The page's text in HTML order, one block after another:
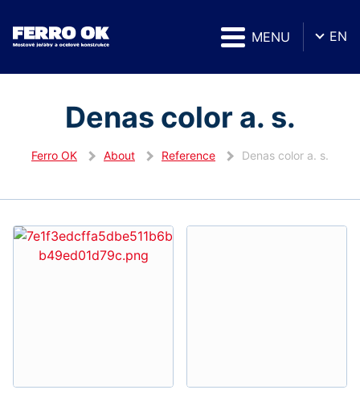
MENU EN
Denas color a. s.
Ferro OK About Reference Denas color a. s.